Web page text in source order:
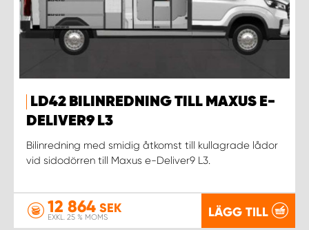
LD42 BILINREDNING TILL MAXUS E-
DELIVER9 L3
Bilinredning med smidig åtkomst till kullagrade lådor
vid sidodörren till Maxus e-Deliver9 L3.
12 864 SEK
EXKL. 25 % MOMS LÄGG TILL